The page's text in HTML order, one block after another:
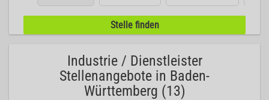
Industrie / Dienstleister
Stellenangebote in Baden-
Württemberg (13)